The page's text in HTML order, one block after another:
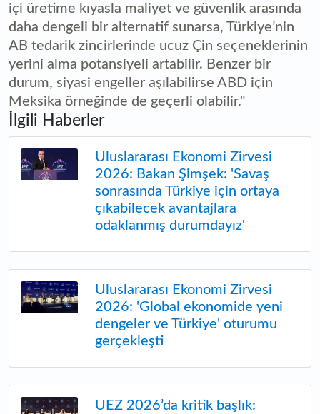
içi üretime kıyasla maliyet ve güvenlik arasında
daha dengeli bir alternatif sunarsa, Türkiye’nin
AB tedarik zincirlerinde ucuz Çin seçeneklerinin
yerini alma potansiyeli artabilir. Benzer bir
durum, siyasi engeller aşılabilirse ABD için
Meksika örneğinde de geçerli olabilir."
İlgili Haberler
Uluslararası Ekonomi Zirvesi
2026: Bakan Şimşek: 'Savaş
sonrasında Türkiye için ortaya
çıkabilecek avantajlara
odaklanmış durumdayız'
Uluslararası Ekonomi Zirvesi
2026: 'Global ekonomide yeni
dengeler ve Türkiye' oturumu
gerçekleşti
UEZ 2026’da kritik başlık: